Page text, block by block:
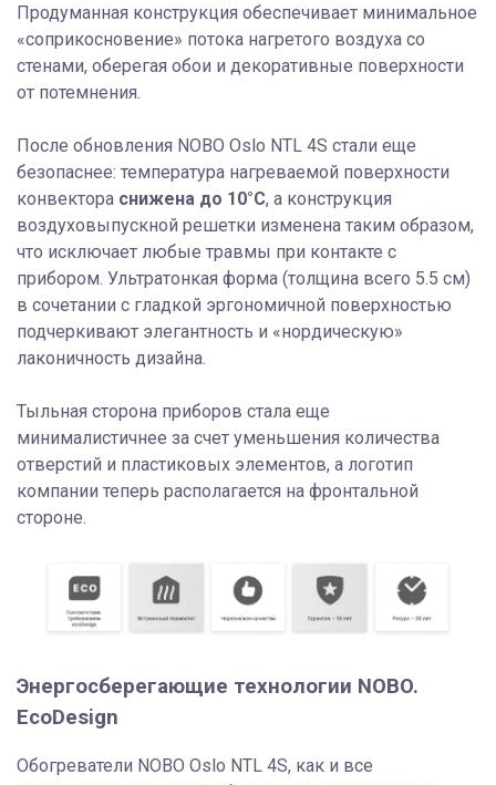
Продуманная конструкция обеспечивает минимальное
«соприкосновение» потока нагретого воздуха со
стенами, оберегая обои и декоративные поверхности
от потемнения.
После обновления NOBO Oslo NTL 4S стали еще
безопаснее: температура нагреваемой поверхности
конвектора снижена до 10°C, а конструкция
воздуховыпускной решетки изменена таким образом,
что исключает любые травмы при контакте с
прибором. Ультратонкая форма (толщина всего 5.5 см)
в сочетании с гладкой эргономичной поверхностью
подчеркивают элегантность и «нордическую»
лаконичность дизайна.
Тыльная сторона приборов стала еще
минималистичнее за счет уменьшения количества
отверстий и пластиковых элементов, а логотип
компании теперь располагается на фронтальной
стороне.
Энергосберегающие технологии NOBO.
EcoDesign
Обогреватели NOBO Oslo NTL 4S, как и все